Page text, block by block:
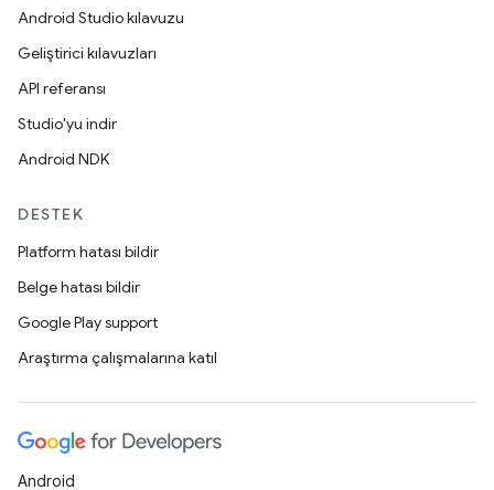
Android Studio kılavuzu
Geliştirici kılavuzları
API referansı
Studio'yu indir
Android NDK
DESTEK
Platform hatası bildir
Belge hatası bildir
Google Play support
Araştırma çalışmalarına katıl
Android